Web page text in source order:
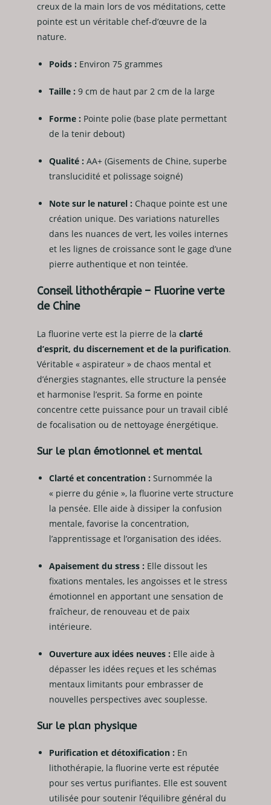
creux de la main lors de vos méditations, cette
pointe est un véritable chef-d’œuvre de la
nature.
Poids : Environ 75 grammes
Taille : 9 cm de haut par 2 cm de la large
Forme : Pointe polie (base plate permettant
de la tenir debout)
Qualité : AA+ (Gisements de Chine, superbe
translucidité et polissage soigné)
Note sur le naturel : Chaque pointe est une
création unique. Des variations naturelles
dans les nuances de vert, les voiles internes
et les lignes de croissance sont le gage d’une
pierre authentique et non teintée.
Conseil lithothérapie – Fluorine verte
de Chine
La fluorine verte est la pierre de la clarté
d’esprit, du discernement et de la purification.
Véritable « aspirateur » de chaos mental et
d’énergies stagnantes, elle structure la pensée
et harmonise l’esprit. Sa forme en pointe
concentre cette puissance pour un travail ciblé
de focalisation ou de nettoyage énergétique.
Sur le plan émotionnel et mental
Clarté et concentration : Surnommée la
« pierre du génie », la fluorine verte structure
la pensée. Elle aide à dissiper la confusion
mentale, favorise la concentration,
l’apprentissage et l’organisation des idées.
Apaisement du stress : Elle dissout les
fixations mentales, les angoisses et le stress
émotionnel en apportant une sensation de
fraîcheur, de renouveau et de paix
intérieure.
Ouverture aux idées neuves : Elle aide à
dépasser les idées reçues et les schémas
mentaux limitants pour embrasser de
nouvelles perspectives avec souplesse.
Sur le plan physique
Purification et détoxification : En
lithothérapie, la fluorine verte est réputée
pour ses vertus purifiantes. Elle est souvent
utilisée pour soutenir l’équilibre général du